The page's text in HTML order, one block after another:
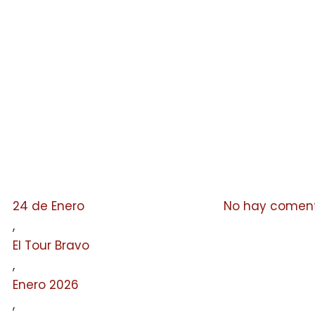
24 de Enero
,
El Tour Bravo
,
Enero 2026
,
No hay